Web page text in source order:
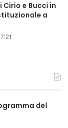
e Bucci in
a
del